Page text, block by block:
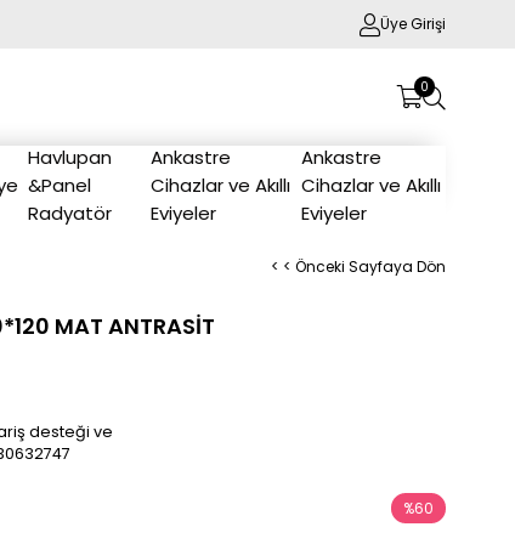
Üye Girişi
0
Havlupan
&Panel
Radyatör
Ankastre
Cihazlar ve Akıllı
Eviyeler
Ankastre
Cihazlar ve Akıllı
Eviyeler
< < Önceki Sayfaya Dön
MAT ANTRASİT
desteği ve
%60